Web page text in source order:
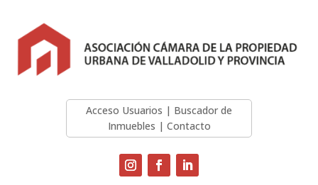
Acceso Usuarios | Buscador de
Inmuebles | Contacto